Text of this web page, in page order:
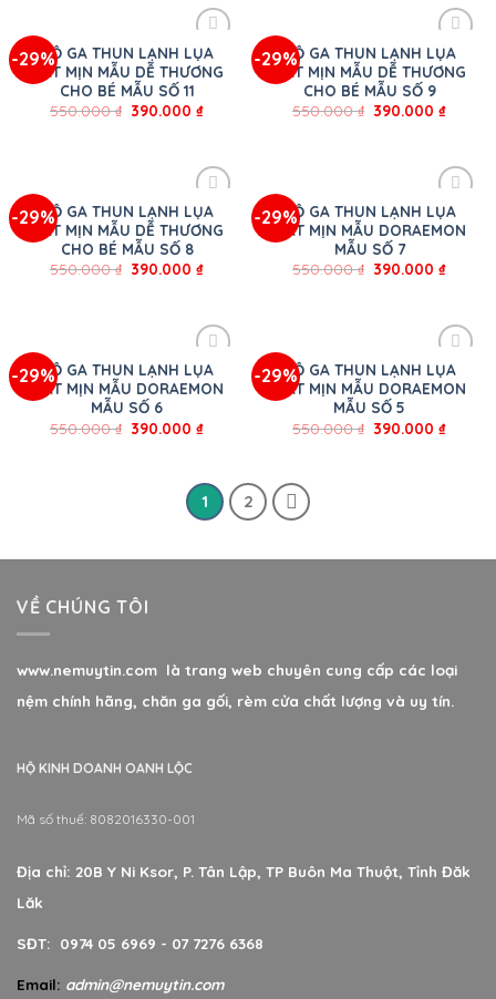
-29%BỘ GA THUN LẠNH LỤA
MÁT MỊN MẪU DỄ THƯƠNG
CHO BÉ MẪU SỐ 11
550.000₫ 390.000₫
-29%BỘ GA THUN LẠNH LỤA
MÁT MỊN MẪU DỄ THƯƠNG
CHO BÉ MẪU SỐ 9
550.000₫ 390.000₫
-29%BỘ GA THUN LẠNH LỤA
MÁT MỊN MẪU DỄ THƯƠNG
CHO BÉ MẪU SỐ 8
550.000₫ 390.000₫
-29%BỘ GA THUN LẠNH LỤA
MÁT MỊN MẪU DORAEMON
MẪU SỐ 7
550.000₫ 390.000₫
-29%BỘ GA THUN LẠNH LỤA
MÁT MỊN MẪU DORAEMON
MẪU SỐ 6
550.000₫ 390.000₫
-29%BỘ GA THUN LẠNH LỤA
MÁT MỊN MẪU DORAEMON
MẪU SỐ 5
550.000₫ 390.000₫
1 2
VỀ CHÚNG TÔI
www.nemuytin.com là trang web chuyên cung cấp các loại
nệm chính hãng, chăn ga gối, rèm cửa chất lượng và uy tín.
HỘ KINH DOANH OANH LỘC
Mã số thuế: 8082016330-001
Địa chỉ: 20B Y Ni Ksor, P. Tân Lập, TP Buôn Ma Thuột, Tỉnh Đăk
Lăk
SĐT: 0974 05 6969 - 07 7276 6368
Email: admin@nemuytin.com